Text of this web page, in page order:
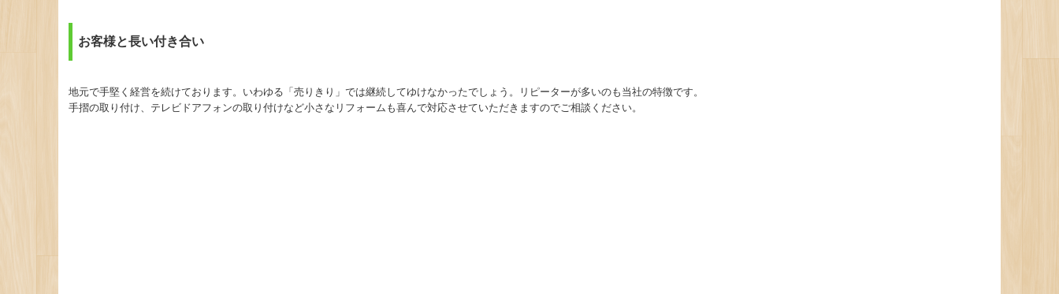
お客様と長い付き合い
地元で手堅く経営を続けております。いわゆる「売りきり」では継続してゆけなかったでしょう。リピーターが多いのも当社の特徴です。
手摺の取り付け、テレビドアフォンの取り付けなど小さなリフォームも喜んで対応させていただきますのでご相談ください。